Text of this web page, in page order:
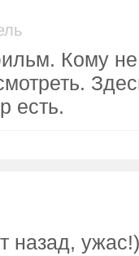
Кому не
есть.
назад,